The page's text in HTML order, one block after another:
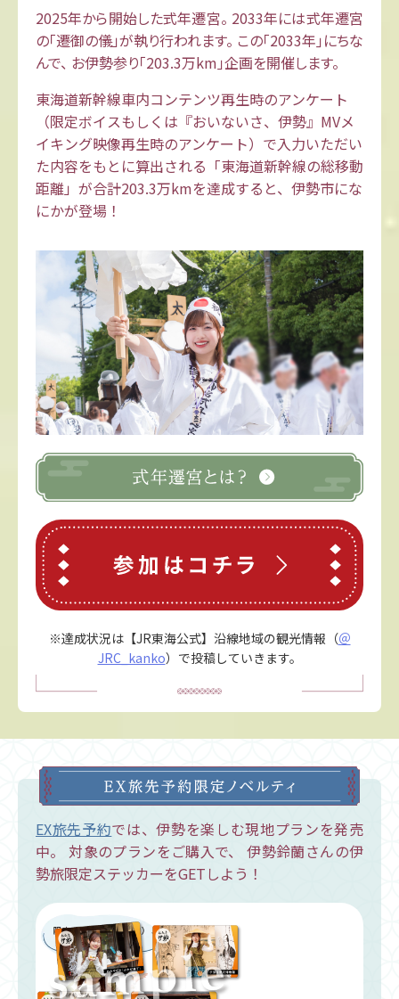
2025年から開始した式年遷宮。 2033年には式年遷宮
の「遷御の儀」が執り行われます。 この｢2033年｣にちな
んで、 お伊勢参り｢203.3万km｣企画を開催します。
東海道新幹線車内コンテンツ再生時のアンケート
（限定ボイスもしくは『おいないさ、伊勢』MVメ
イキング映像再生時のアンケート）で入力いただい
た内容をもとに算出される「東海道新幹線の総移動
距離」が合計203.3万kmを達成すると、伊勢市にな
にかが登場！
※達成状況は【JR東海公式】沿線地域の観光情報（＠
JRC_kanko）で投稿していきます。
EX旅先予約では、伊勢を楽しむ現地プランを発売
中。
対象のプランをご購入で、
伊勢鈴蘭さんの伊
勢旅限定ステッカーをGETしよう！